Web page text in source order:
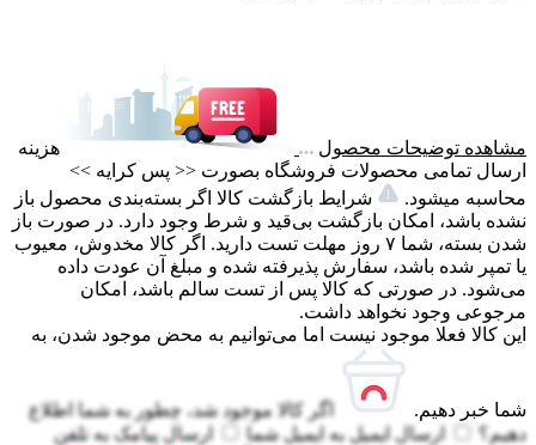
مشاهده توضیحات محصول
هزینه
ارسال تمامی محصولات فروشگاه بصورت << پس کرایه >>
محاسبه میشود.
شرایط بازگشت کالا اگر بسته‌بندی محصول باز
نشده باشد، امکان بازگشت بی‌قید و شرط وجود دارد. در صورت باز
شدن بسته، شما ۷ روز مهلت تست دارید. اگر کالا مخدوش، معیوب
یا تمپر شده باشد، سفارش پذیرفته شده و مبلغ آن عودت داده
می‌شود. در صورتی که کالا پس از تست سالم باشد، امکان
مرجوعی وجود نخواهد داشت.
این کالا فعلا موجود نیست اما می‌توانیم به محض موجود شدن، به
شما خبر دهیم.
اگر کالا موجود شد، چطور به شما اطلاع
دهیم؟
ارسال ایمیل به ایمیل شما ارسال پیامک به تلفن